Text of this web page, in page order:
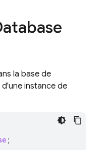
la base de
instance de
;